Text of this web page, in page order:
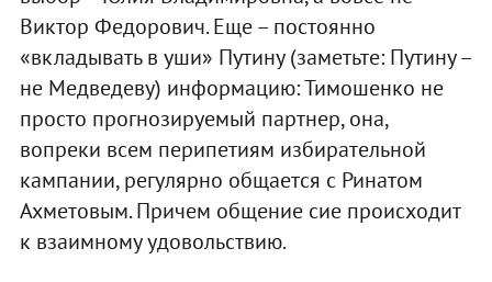
Виктор Федорович. Еще – постоянно
«вкладывать в уши» Путину (заметьте: Путину –
не Медведеву) информацию: Тимошенко не
просто прогнозируемый партнер, она,
вопреки всем перипетиям избирательной
кампании, регулярно общается с Ринатом
Ахметовым. Причем общение сие происходит
к взаимному удовольствию.